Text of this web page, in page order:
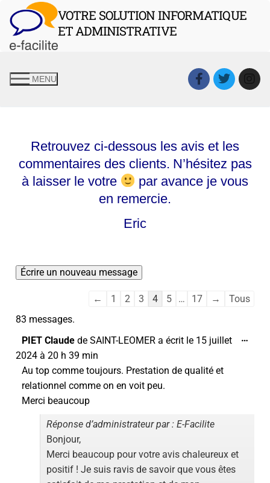
VOTRE SOLUTION INFORMATIQUE
ET ADMINISTRATIVE
MENU
Retrouvez ci-dessous les avis et les
commentaires des clients. N’hésitez pas
à laisser le votre
par avance je vous
en remercie.
Eric
← 1 2 3 4 5 … 17 →
Tous
83 messages.
PIET Claude de SAINT-LEOMER a écrit le 15 juillet
2024 à 20 h 39 min
Au top comme toujours. Prestation de qualité et
relationnel comme on en voit peu.
Merci beaucoup
Réponse d’administrateur par : E-Facilite
Bonjour,
Merci beaucoup pour votre avis chaleureux et
positif ! Je suis ravis de savoir que vous êtes
…